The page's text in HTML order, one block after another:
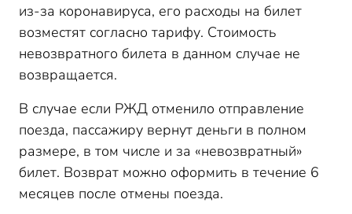
из-за коронавируса, его расходы на билет
возместят согласно тарифу. Стоимость
невозвратного билета в данном случае не
возвращается.
В случае если РЖД отменило отправление
поезда, пассажиру вернут деньги в полном
размере, в том числе и за «невозвратный»
билет. Возврат можно оформить в течение 6
месяцев после отмены поезда.